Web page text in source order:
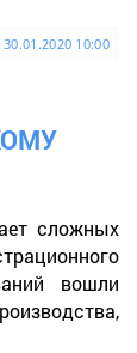
30.01.2020 10:00
сложных
вошли